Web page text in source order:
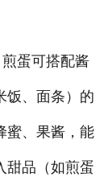
蛋可搭配酱
饭、面条）的
蜜、果酱，能
甜品（如煎蛋